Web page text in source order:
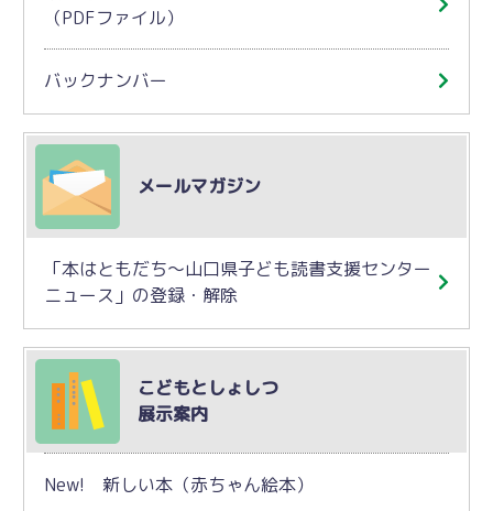
（PDFファイル）
バックナンバー
メールマガジン
「本はともだち～山口県子ども読書支援センター
ニュース」の登録・解除
こどもとしょしつ
展示案内
New! 新しい本（赤ちゃん絵本）